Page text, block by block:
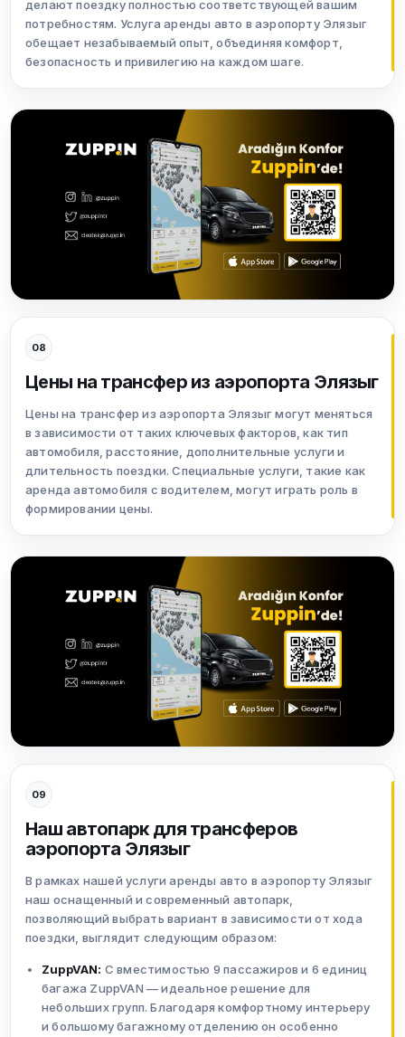
делают поездку полностью соответствующей вашим
потребностям. Услуга аренды авто в аэропорту Элязыг
обещает незабываемый опыт, объединяя комфорт,
безопасность и привилегию на каждом шаге.
08
Цены на трансфер из аэропорта Элязыг
Цены на трансфер из аэропорта Элязыг могут меняться
в зависимости от таких ключевых факторов, как тип
автомобиля, расстояние, дополнительные услуги и
длительность поездки. Специальные услуги, такие как
аренда автомобиля с водителем, могут играть роль в
формировании цены.
09
Наш автопарк для трансферов
аэропорта Элязыг
В рамках нашей услуги аренды авто в аэропорту Элязыг
наш оснащенный и современный автопарк,
позволяющий выбрать вариант в зависимости от хода
поездки, выглядит следующим образом:
ZuppVAN: С вместимостью 9 пассажиров и 6 единиц
багажа ZuppVAN — идеальное решение для
небольших групп. Благодаря комфортному интерьеру
и большому багажному отделению он особенно